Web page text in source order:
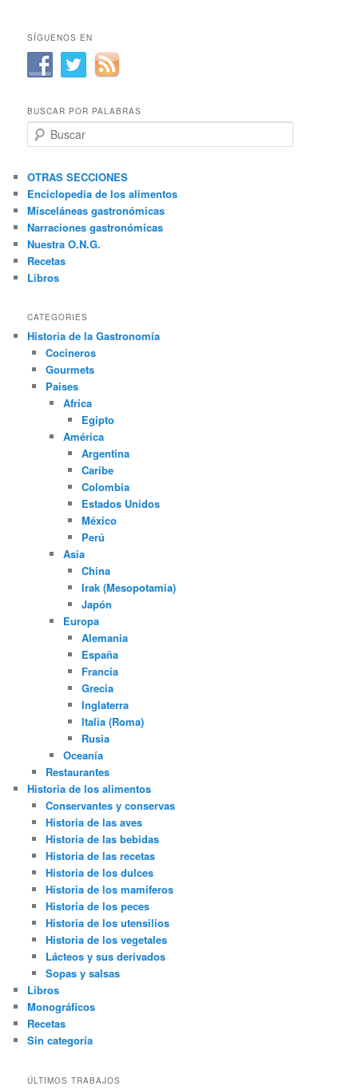
SÍGUENOS EN
BUSCAR POR PALABRAS
u
c
a
r
OTRAS SECCIONES
Enciclopedia de los alimentos
Misceláneas gastronómicas
Narraciones gastronómicas
Nuestra O.N.G.
Recetas
Libros
CATEGORIES
Historia de la Gastronomía
Cocineros
Gourmets
Paises
Africa
Egipto
América
Argentina
Caribe
Colombia
Estados Unidos
México
Perú
Asia
China
Irak (Mesopotamia)
Japón
Europa
Alemania
España
Francia
Grecia
Inglaterra
Italia (Roma)
Rusia
Oceanía
Restaurantes
Historia de los alimentos
Conservantes y conservas
Historia de las aves
Historia de las bebidas
Historia de las recetas
Historia de los dulces
Historia de los mamíferos
Historia de los peces
Historia de los utensilios
Historia de los vegetales
Lácteos y sus derivados
Sopas y salsas
Libros
Monográficos
Recetas
Sin categoría
ÚLTIMOS TRABAJOS